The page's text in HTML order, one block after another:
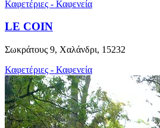
Καφετέριες - Καφενεία
LE COIN
Σωκράτους 9, Χαλάνδρι, 15232
Καφετέριες - Καφενεία